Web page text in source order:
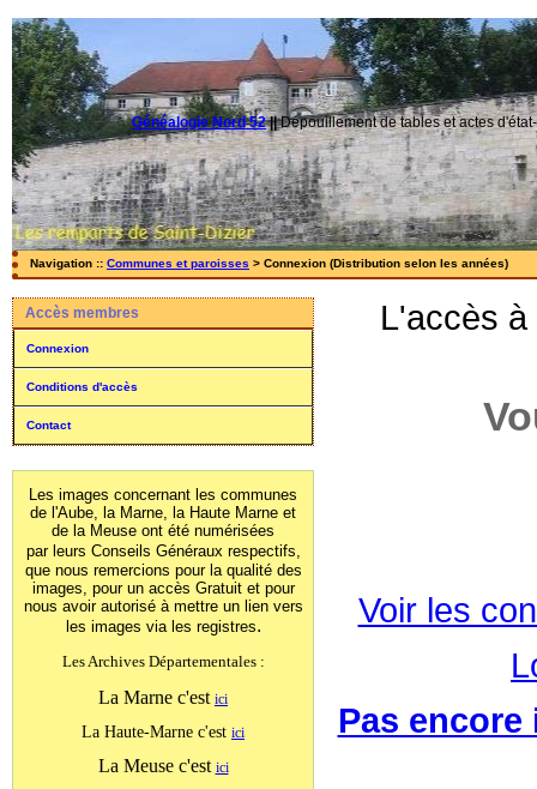
Généalogie Nord 52||Dépouillement de tables et actes
Navigation :: Communes et paroisses > Connexion (Distribution selon les années)
Accès membres
Connexion
Conditions d'accès
Contact
Les images concernant les communes
de l'Aube, la Marne, la Haute Marne et
de la Meuse ont été numérisées
par leurs Conseils Généraux respectifs,
que nous remercions pour la qualité des
images, pour un accès Gratuit et pour
nous avoir autorisé à mettre un lien vers
les images via les registres.
Les Archives Départementales :
La Marne c'est ici
La Haute-Marne c'est ici
La Meuse c'est ici
L'accès
Voir les
Pas